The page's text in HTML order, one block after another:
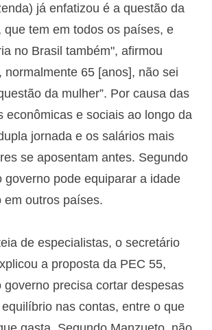
já enfatizou é a questão da
que tem em todos os países, e
no Brasil também", afirmou
normalmente 65 [anos], não sei
da mulher”. Por causa das
econômicas e sociais ao longo da
jornada e os salários mais
se aposentam antes. Segundo
governo pode equiparar a idade
em outros países.
de especialistas, o secretário
a proposta da PEC 55,
governo precisa cortar despesas
nas contas, entre o que